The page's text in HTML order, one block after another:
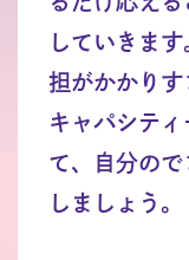
していきま
担がかかりす
キャパシテ
て、自分の
しましょう。